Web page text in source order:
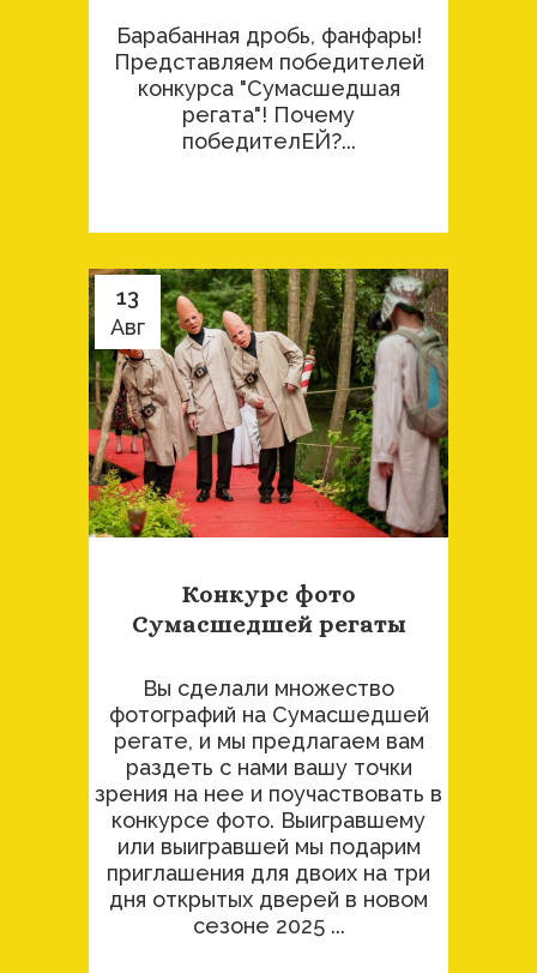
Барабанная дробь, фанфары!
Представляем победителей
конкурса "Сумасшедшая
регата"! Почему
победителЕЙ?...
13
Авг
Конкурс фото
Сумасшедшей регаты
Вы сделали множество
фотографий на Сумасшедшей
регате, и мы предлагаем вам
раздеть с нами вашу точки
зрения на нее и поучаствовать в
конкурсе фото. Выигравшему
или выигравшей мы подарим
приглашения для двоих на три
дня открытых дверей в новом
сезоне 2025 ...